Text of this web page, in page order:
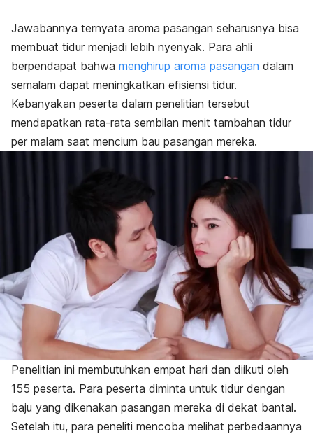
Jawabannya ternyata aroma pasangan seharusnya bisa
membuat tidur menjadi lebih nyenyak. Para ahli
berpendapat bahwa menghirup aroma pasangan dalam
semalam dapat meningkatkan efisiensi tidur.
Kebanyakan peserta dalam penelitian tersebut
mendapatkan rata-rata sembilan menit tambahan tidur
per malam saat mencium bau pasangan mereka.
Penelitian ini membutuhkan empat hari dan diikuti oleh
155 peserta. Para peserta diminta untuk tidur dengan
baju yang dikenakan pasangan mereka di dekat bantal.
Setelah itu, para peneliti mencoba melihat perbedaannya